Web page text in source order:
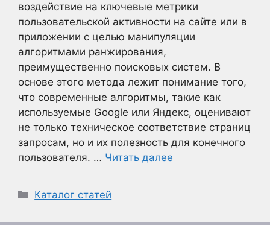
воздействие на ключевые метрики
пользовательской активности на сайте или в
приложении с целью манипуляции
алгоритмами ранжирования,
преимущественно поисковых систем. В
основе этого метода лежит понимание того,
что современные алгоритмы, такие как
используемые Google или Яндекс, оценивают
не только техническое соответствие страниц
запросам, но и их полезность для конечного
пользователя. … Читать далее
Рубрики
Каталог статей